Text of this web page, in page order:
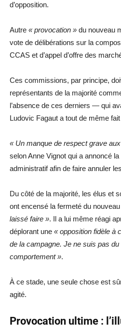
d’opposition.
Autre « provocation » du nouveau
vote de délibérations sur la
CCAS et d’appel d’offre des
Ces commissions, par principe,
représentants de la majorité
l’absence de ces derniers — qui
Ludovic Fagaut a tout de même
« Un manque de respect grave
selon Anne Vignot qui a annoncé
administratif afin de faire annuler
Du côté de la majorité, les élus et
ont encensé la fermeté du
laissé faire ». Il a lui même réagi
déplorant une « opposition fidèle à
de la campagne. Je ne suis pas
comportement ».
À ce stade, une seule chose est
agité.
Provocation ultime :